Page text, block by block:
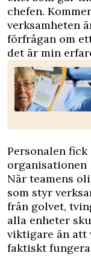
chefen.
verksamheten
förfrågan om
det är min
Personalen
organisationen
När teamens
som styr
från golvet,
alla enheter
viktigare än att
faktiskt